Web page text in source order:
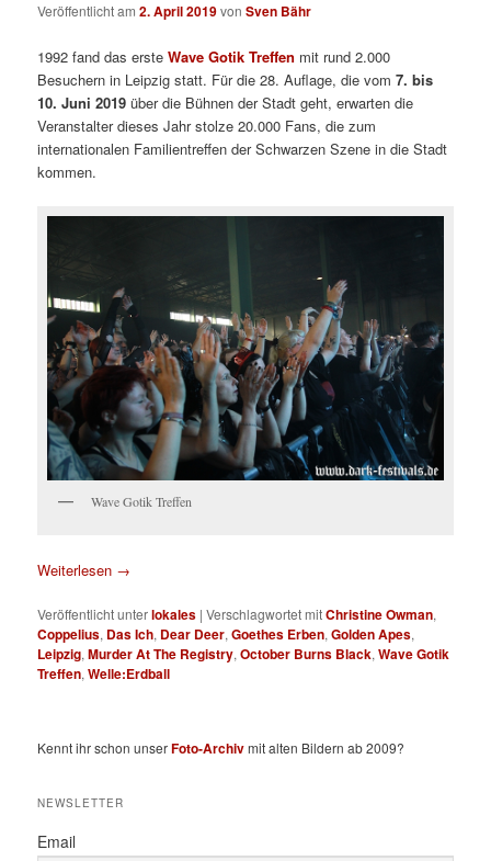
Veröffentlicht am2. April 2019vonSven Bähr
1992 fand das ersteWave Gotik Treffen mit rund 2.000
Besuchern in Leipzig statt. Für die 28. Auflage, die vom7. bis
10. Juni 2019 über die Bühnen der Stadt geht, erwarten die
Veranstalter dieses Jahr stolze 20.000 Fans, die zum
internationalen Familientreffen der Schwarzen Szene in die Stadt
kommen.
Wave Gotik Treffen
Weiterlesen →
Veröffentlicht unterlokales |Verschlagwortet mitChristine Owman,
Coppelius, Das Ich, Dear Deer,Goethes Erben,Golden Apes,
Leipzig,Murder At The Registry,October Burns Black,Wave Gotik
Treffen,Welle:Erdball
Kennt ihr schon unserFoto-Archivmit alten Bildern ab 2009?
NEWSLETTER
Email